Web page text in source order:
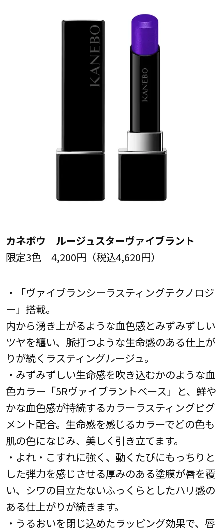
カネボウ ルージュスターヴァイブラント
限定3色 4,200円（税込4,620円）
・「ヴァイブランシーラスティングテクノロジ
ー」搭載。
内から湧き上がるような血色感とみずみずしい
ツヤを纏い、脈打つような生命感のある仕上が
りが続くラスティングルージュ。
・みずみずしい生命感を吹き込むかのような血
色カラー「5Rヴァイブラントベース」と、鮮や
かな血色感が持続するカラーラスティングピグ
メント配合。生命感を感じるカラーでどの色も
肌の色になじみ、美しく引き立てます。
・よれ・こすれに強く、動くたびにもっちりと
した弾力を感じさせる厚みのある塗膜が唇を覆
い、シワの目立たないふっくらとしたハリ感の
ある仕上がりが続きます。
・うるおいを閉じ込めたラッピング効果で、唇